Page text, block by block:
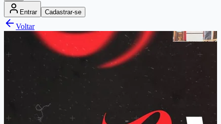
Entrar Cadastrar-se
Voltar